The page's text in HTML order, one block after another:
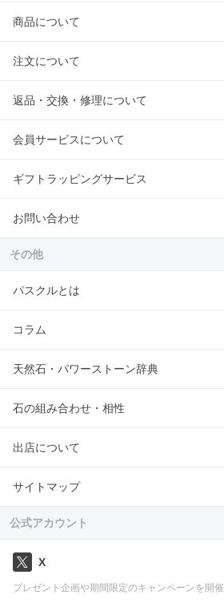
商品について
注文について
返品・交換・修理について
会員サービスについて
ギフトラッピングサービス
お問い合わせ
その他
パスクルとは
コラム
天然石・パワーストーン辞典
石の組み合わせ・相性
出店について
サイトマップ
公式アカウント
X
プレゼント企画や期間限定のキャンペーンを開催